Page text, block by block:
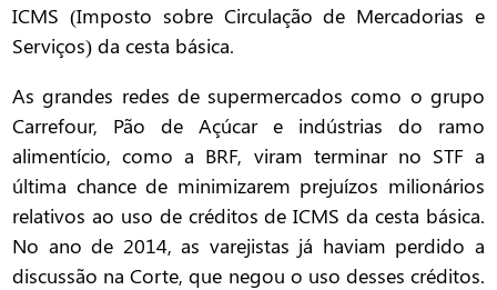
ICMS (Imposto sobre Circulação de Mercadorias e
Serviços) da cesta básica.
As grandes redes de supermercados como o grupo
Carrefour, Pão de Açúcar e indústrias do ramo
alimentício, como a BRF, viram terminar no STF a
última chance de minimizarem prejuízos milionários
relativos ao uso de créditos de ICMS da cesta básica.
No ano de 2014, as varejistas já haviam perdido a
discussão na Corte, que negou o uso desses créditos.